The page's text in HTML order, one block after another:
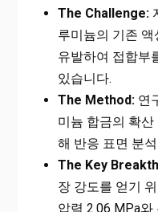
The Challenge:
루미늄의 기존
유발하여 접합부
있습니다.
The Method:연
미늄 합금의 확
해 반응 표면 분
The Key
장 강도를 얻기
압력 2.06 MPa